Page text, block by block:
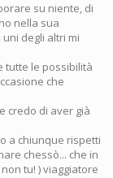
su niente, di
nella sua
degli altri mi
tutte le possibilità
che
credo di aver già
a chiunque rispetti
chessò... che in
tu! ) viaggiatore